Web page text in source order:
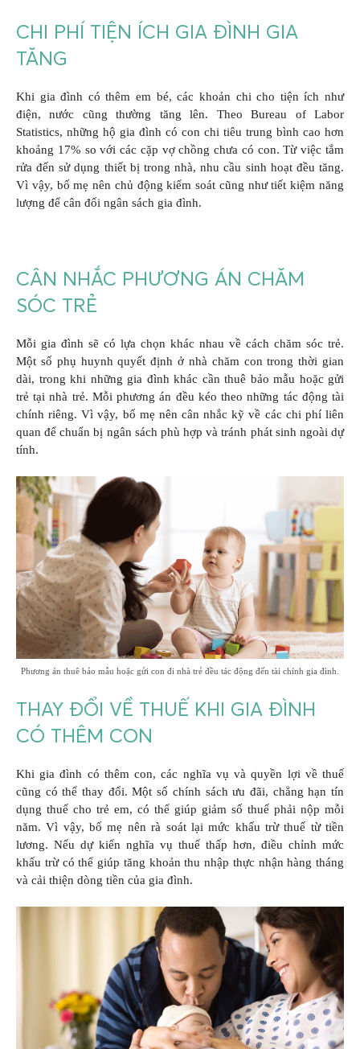
CHI PHÍ TIỆN ÍCH GIA ĐÌNH GIA
TĂNG
Khi gia đình có thêm em bé, các khoản chi cho tiện ích như
điện, nước cũng thường tăng lên. Theo Bureau of Labor
Statistics, những hộ gia đình có con chi tiêu trung bình cao hơn
khoảng 17% so với các cặp vợ chồng chưa có con. Từ việc tắm
rửa đến sử dụng thiết bị trong nhà, nhu cầu sinh hoạt đều tăng.
Vì vậy, bố mẹ nên chủ động kiểm soát cũng như tiết kiệm năng
lượng để cân đối ngân sách gia đình.
CÂN NHẮC PHƯƠNG ÁN CHĂM
SÓC TRẺ
Mỗi gia đình sẽ có lựa chọn khác nhau về cách chăm sóc trẻ.
Một số phụ huynh quyết định ở nhà chăm con trong thời gian
dài, trong khi những gia đình khác cần thuê bảo mẫu hoặc gửi
trẻ tại nhà trẻ. Mỗi phương án đều kéo theo những tác động tài
chính riêng. Vì vậy, bố mẹ nên cân nhắc kỹ về các chi phí liên
quan để chuẩn bị ngân sách phù hợp và tránh phát sinh ngoài dự
tính.
Phương án thuê bảo mẫu hoặc gửi con đi nhà trẻ đều tác động đến tài chính gia đình.
THAY ĐỔI VỀ THUẾ KHI GIA ĐÌNH
CÓ THÊM CON
Khi gia đình có thêm con, các nghĩa vụ và quyền lợi về thuế
cũng có thể thay đổi. Một số chính sách ưu đãi, chẳng hạn tín
dụng thuế cho trẻ em, có thể giúp giảm số thuế phải nộp mỗi
năm. Vì vậy, bố mẹ nên rà soát lại mức khấu trừ thuế từ tiền
lương. Nếu dự kiến nghĩa vụ thuế thấp hơn, điều chỉnh mức
khấu trừ có thể giúp tăng khoản thu nhập thực nhận hàng tháng
và cải thiện dòng tiền của gia đình.